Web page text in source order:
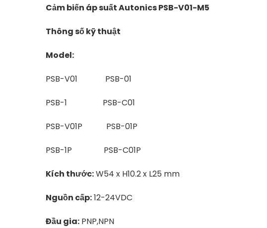
Cảm biến áp suất Autonics PSB-V01-M5
Thông số kỹ thuật
Model:
PSB-V01 PSB-01
PSB-1 PSB-C01
PSB-V01P PSB-01P
PSB-1P PSB-C01P
Kích thước:W54 x H10.2 x L25 mm
Nguồn cấp:12-24VDC
Đầu gia: PNP,NPN